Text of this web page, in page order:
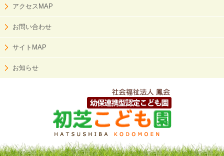
アクセスMAP
お問い合わせ
サイトMAP
お知らせ